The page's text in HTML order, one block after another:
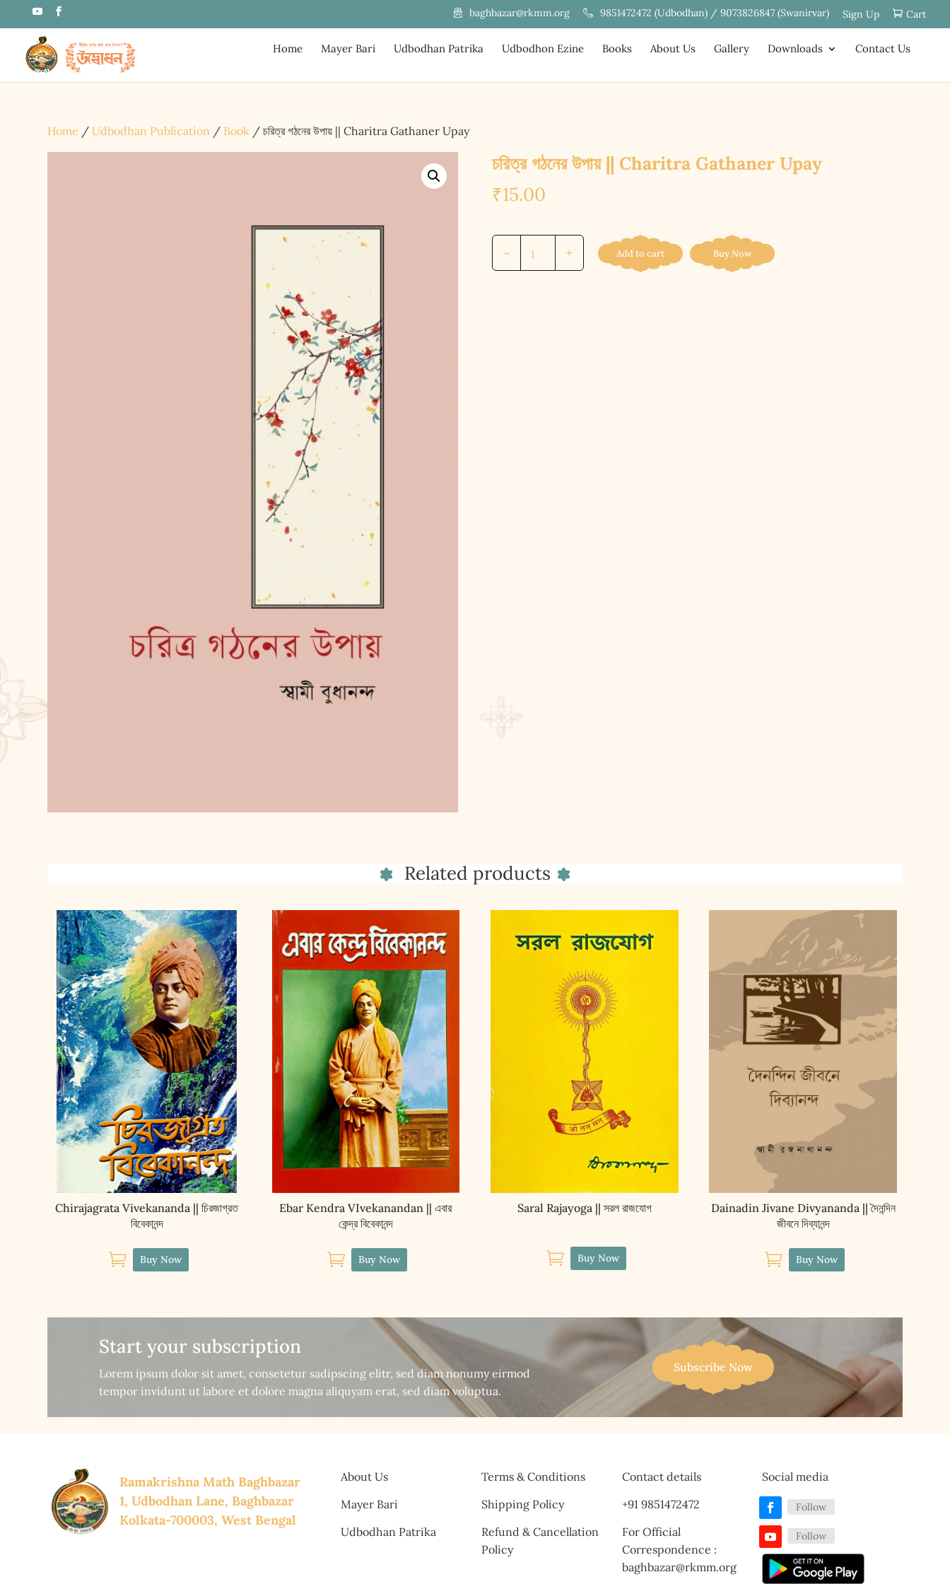
baghbazar@rkmm.org 9851472472 (Udbodhan) / 9073826847 (Swanirvar) Sign Up Cart
Home Mayer Bari Udbodhan Patrika Udbodhon Ezine Books About Us Gallery Downloads Contact Us
Home /Udbodhan Publication / Book / চরিত্র গঠনের উপায় || Charitra Gathaner Upay
চরিত্র গঠনের উপায় || Charitra Gathaner Upay
₹15.00
- + Add to cart Buy Now
Related products
Chirajagrata Vivekananda || চিরজাগ্রত
বিবেকানন্দ
 Buy Now
Ebar Kendra VIvekanandan || এবার
কেন্দ্র বিবেকানন্দ
 Buy Now
Saral Rajayoga || সরল রাজযোগ
 Buy Now
Dainadin Jivane Divyananda || দৈনন্দিন
জীবনে দিব্যানন্দ
 Buy Now
Start your subscription
Lorem ipsum dolor sit amet, consetetur sadipscing elitr, sed diam nonumy eirmod
tempor invidunt ut labore et dolore magna aliquyam erat, sed diam voluptua.
Subscribe Now
Ramakrishna Math Baghbazar
1, Udbodhan Lane, Baghbazar
Kolkata-700003, West Bengal
About Us
Mayer Bari
Udbodhan Patrika
Terms & Conditions
Shipping Policy
Refund & Cancellation
Policy
Contact details
+91 9851472472
For Official
Correspondence :
baghbazar@rkmm.org
Social media
Follow
Follow